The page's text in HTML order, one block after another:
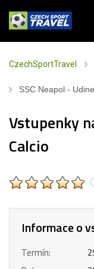
CzechSportTravel
SSC Neapol -
Vstupenky
Calcio
Informace o
Termín: